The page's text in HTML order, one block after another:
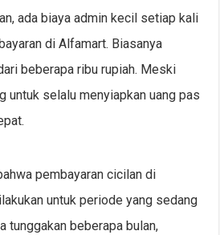
ada biaya admin kecil setiap kali
di Alfamart. Biasanya
beberapa ribu rupiah. Meski
untuk selalu menyiapkan uang pas
pembayaran cicilan di
untuk periode yang sedang
tunggakan beberapa bulan,